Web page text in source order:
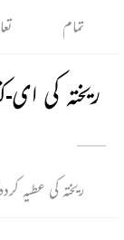
تمام
ریختہ کی
ریختہ کی عطیہ